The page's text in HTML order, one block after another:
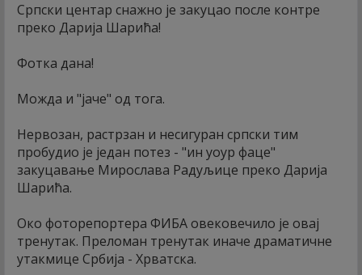
Српски центар снажно је закуцао после контре
преко Дарија Шарића!
Фотка дана!
Можда и "јаче" од тога.
Нервозан, растрзан и несигуран српски тим
пробудио је један потез - "ин yоур фаце"
закуцавање Мирослава Радуљице преко Дарија
Шарића.
Око фоторепортера ФИБА овековечило је овај
тренутак. Преломан тренутак иначе драматичне
утакмице Србија - Хрватска.